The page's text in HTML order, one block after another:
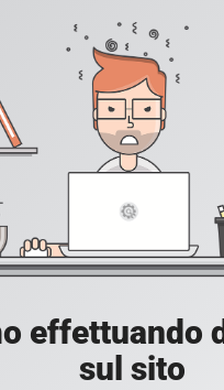
effettuando
sul sito